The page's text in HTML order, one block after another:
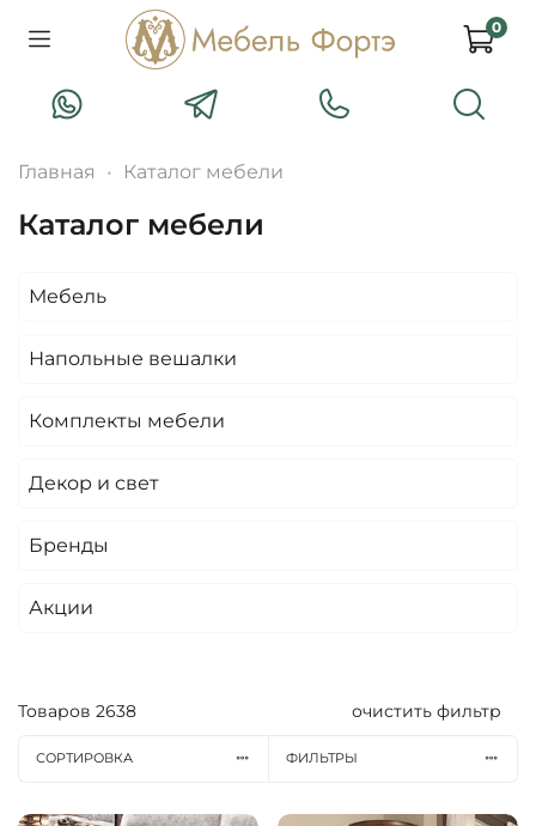
0
Главная Каталог мебели
Каталог мебели
Мебель
Напольные вешалки
Комплекты мебели
Декор и свет
Бренды
Акции
Товаров 2638 очистить фильтр
СОРТИРОВКА ФИЛЬТРЫ